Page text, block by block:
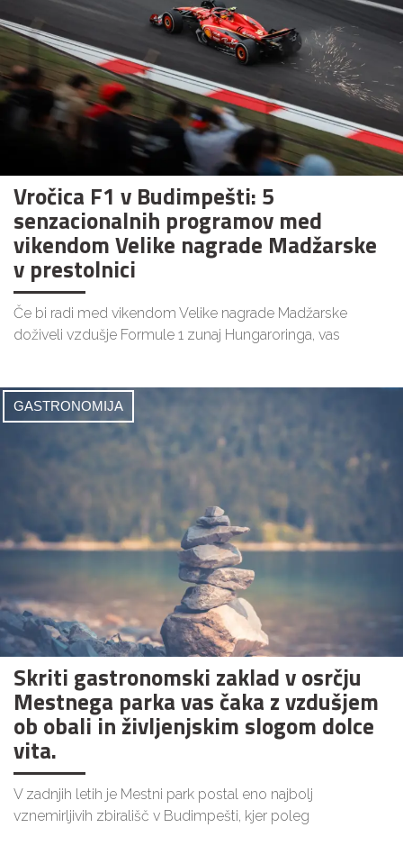
Vročica F1 v Budimpešti: 5
senzacionalnih programov med
vikendom Velike nagrade Madžarske
v prestolnici
Če bi radi med vikendom Velike nagrade Madžarske
doživeli vzdušje Formule 1 zunaj Hungaroringa, vas
GASTRONOMIJA
Skriti gastronomski zaklad v osrčju
Mestnega parka vas čaka z vzdušjem
ob obali in življenjskim slogom dolce
vita.
V zadnjih letih je Mestni park postal eno najbolj
vznemirljivih zbirališč v Budimpešti, kjer poleg